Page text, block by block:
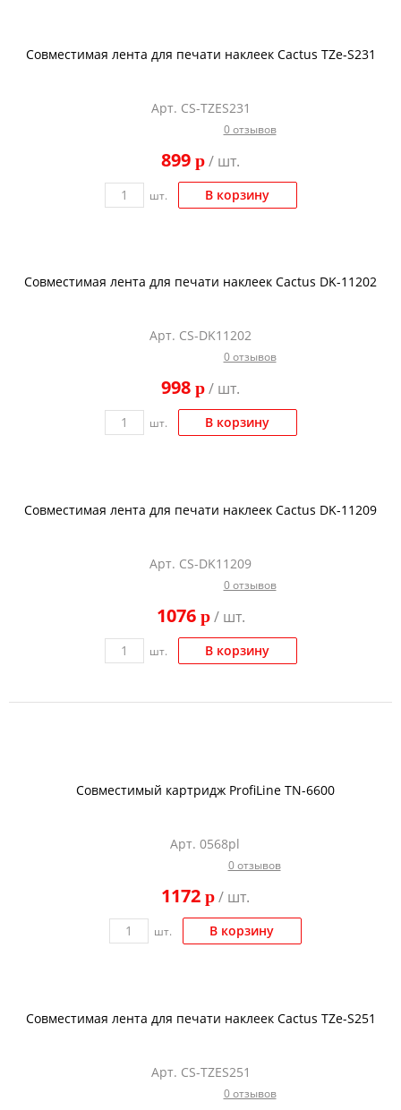
Совместимая лента для печати наклеек Cactus TZe-S231
Арт. CS-TZES231
0 отзывов
899 p/ шт.
шт. В корзину
Совместимая лента для печати наклеек Cactus DK-11202
Арт. CS-DK11202
0 отзывов
998 p/ шт.
шт. В корзину
Совместимая лента для печати наклеек Cactus DK-11209
Арт. CS-DK11209
0 отзывов
1076 p/ шт.
шт. В корзину
Совместимый картридж ProfiLine TN-6600
Арт. 0568pl
0 отзывов
1172 p/ шт.
шт. В корзину
Совместимая лента для печати наклеек Cactus TZe-S251
Арт. CS-TZES251
0 отзывов